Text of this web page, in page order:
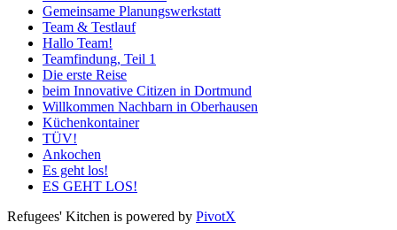
Gemeinsame Planungswerkstatt
Team & Testlauf
Hallo Team!
Teamfindung, Teil 1
Die erste Reise
beim Innovative Citizen in Dortmund
Willkommen Nachbarn in Oberhausen
Küchenkontainer
TÜV!
Ankochen
Es geht los!
ES GEHT LOS!
Refugees' Kitchen is powered by PivotX